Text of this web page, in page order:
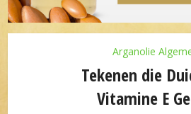
Arganolie
Tekenen die
Vitamine E